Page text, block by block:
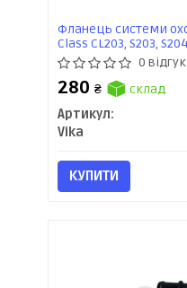
Фланець системи
Class CL203, S203,
CL203/CLK A209, C209/
R171 (01-14) (19805601)
0
280 ₴
склад
Артикул:
Vika
КУПИТИ